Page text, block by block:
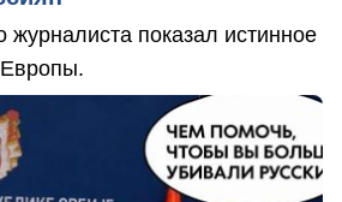
журналиста показал истинное